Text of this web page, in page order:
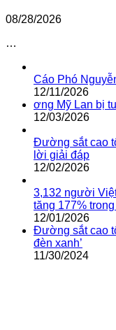
08/28/2026
…
Cáo Phó
12/11/2026
ơng Mỹ Lan bị
12/03/2026
Đường sắt cao
lời giải đáp
12/02/2026
3,132 người
tăng 177%
12/01/2026
Đường sắt cao
đèn xanh’
11/30/2024